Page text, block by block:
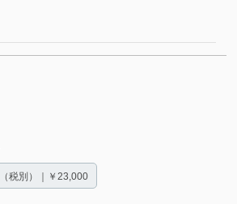
（税別）｜￥23,000